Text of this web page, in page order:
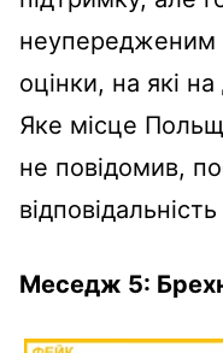
неупередженим
оцінки, на які
Яке місце
не повідомив,
Меседж 5: